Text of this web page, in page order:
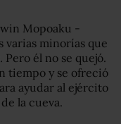
Mopoaku -
varias minorías que
él no se quejó.
tiempo y se ofreció
ayudar al ejército
la cueva.